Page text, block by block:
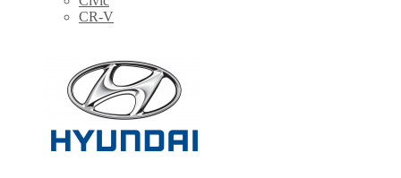
CR-V